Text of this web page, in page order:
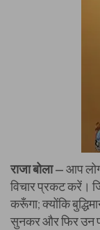
राजा बोला— आप
विचार प्रकट करें।
करूँगा; क्योंकि
सुनकर और फिर उन